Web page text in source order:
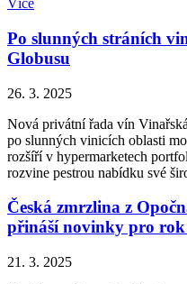
Více
Po slunných stráních
Globusu
26. 3. 2025
Nová privátní řada vín
po slunných vinicích oblasti
rozšíří v hypermarketech
rozvine pestrou nabídku své
Česká zmrzlina z
přináší novinky pro rok
21. 3. 2025